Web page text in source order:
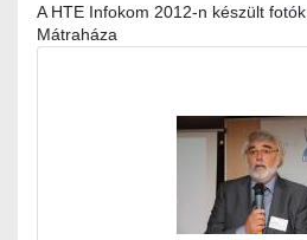
A HTE Infokom 2012-n készült
Mátraháza
Médiatár